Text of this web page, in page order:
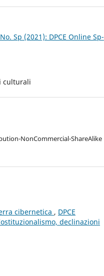
Sp (2021): DPCE Online Sp-
culturali
NonCommercial-ShareAlike
cibernetica , DPCE
declinazioni